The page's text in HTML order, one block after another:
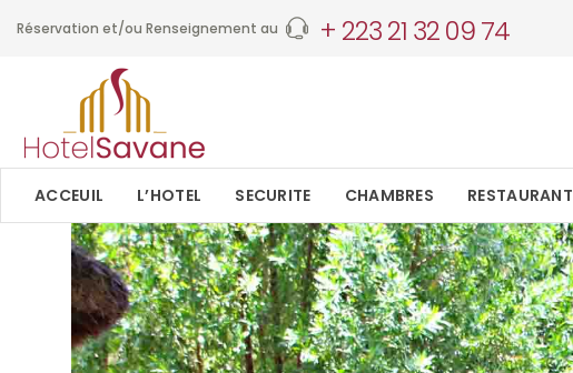
Réservation et/ou Renseignement au + 223 21 32 09 74
ACCEUIL L’HOTEL SECURITE CHAMBRES RESTAURANT